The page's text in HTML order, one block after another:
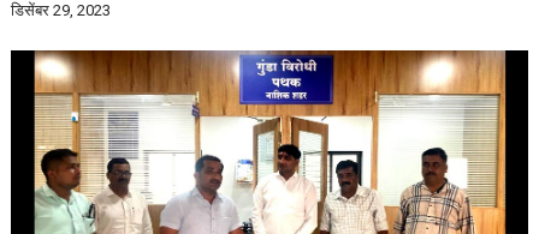
डिसेंबर 29, 2023